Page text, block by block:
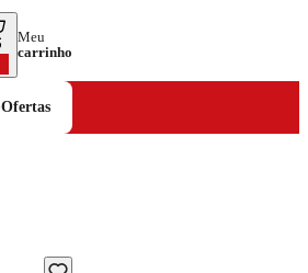
Meu
carrinho
Ofertas